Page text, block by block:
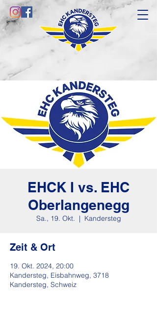
EHCK I vs. EHC
Oberlangenegg
Sa., 19. Okt.
  |
Kandersteg
Zeit & Ort
19. Okt. 2024, 20:00
Kandersteg, Eisbahnweg, 3718
Kandersteg, Schweiz